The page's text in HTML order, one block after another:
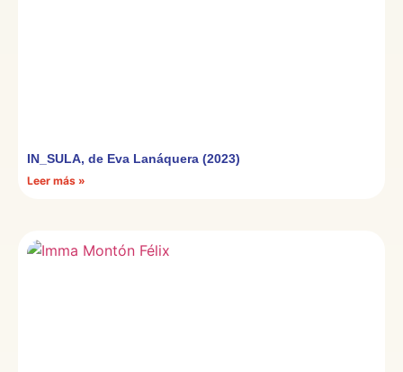
IN_SULA, de Eva Lanáquera (2023)
Leer más »